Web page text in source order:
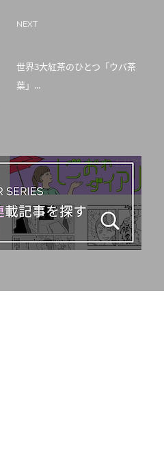
NEXT
世界3大紅茶のひとつ「ウバ茶
葉」...